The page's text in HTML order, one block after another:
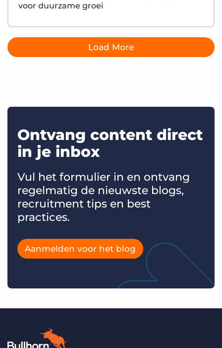
voor duurzame groei
Load More
Ontvang content direct
in je inbox
Vul het formulier in en ontvang
regelmatig de nieuwste blogs,
recruitment tips en best
practices.
Aanmelden voor het blog